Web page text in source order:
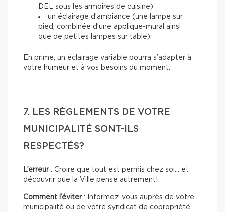
DEL sous les armoires de cuisine)
un éclairage d’ambiance (une lampe sur
pied, combinée d’une applique-mural ainsi
que de petites lampes sur table).
En prime, un éclairage variable pourra s’adapter à
votre humeur et à vos besoins du moment.
7. LES RÈGLEMENTS DE VOTRE
MUNICIPALITÉ SONT-ILS
RESPECTÉS?
L’erreur: Croire que tout est permis chez soi… et
découvrir que la Ville pense autrement!
Comment l’éviter: Informez-vous auprès de votre
municipalité ou de votre syndicat de copropriété